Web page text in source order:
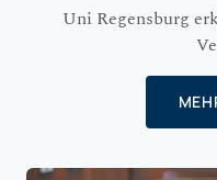
Uni Regensburg